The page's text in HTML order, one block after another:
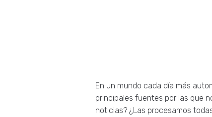
En un mundo cada día más
principales fuentes por las que
noticias? ¿Las procesamos